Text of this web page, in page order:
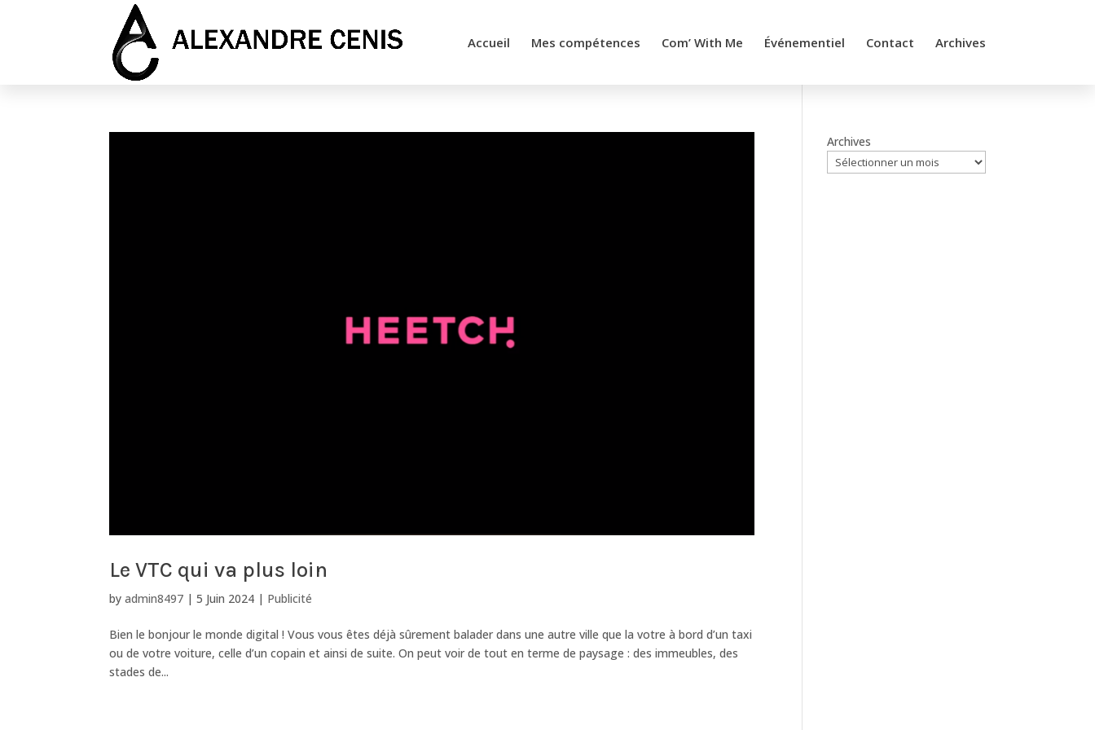
Accueil Mes compétences Com’ With Me Événementiel Contact Archives
Le VTC qui va plus loin
byadmin8497 |5 Juin 2024 | Publicité
Bien le bonjour le monde digital ! Vous vous êtes déjà sûrement balader dans une autre ville que la votre à bord d’un taxi
ou de votre voiture, celle d’un copain et ainsi de suite. On peut voir de tout en terme de paysage : des immeubles, des
stades de...
Archives